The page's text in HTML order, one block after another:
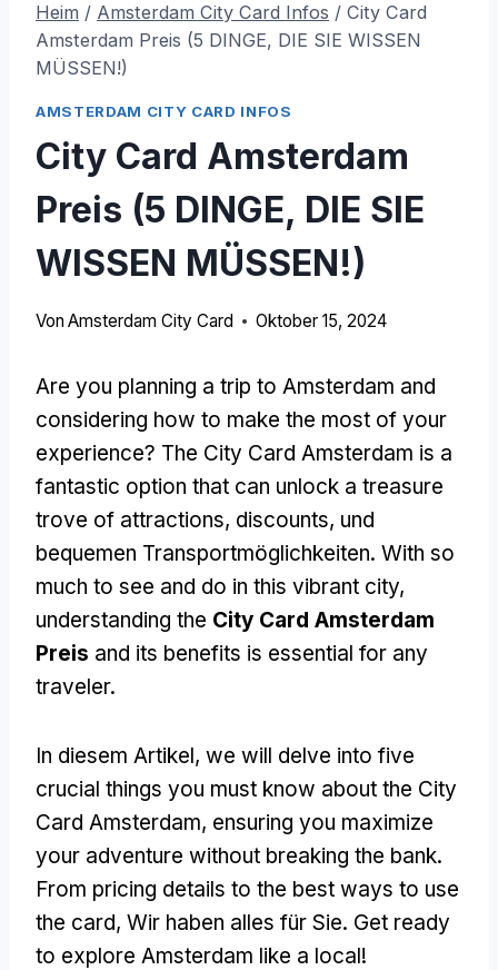
Heim / Amsterdam City Card Infos / City Card
Amsterdam Preis (5 DINGE, DIE SIE WISSEN
MÜSSEN!)
AMSTERDAM CITY CARD INFOS
City Card Amsterdam
Preis (5 DINGE, DIE SIE
WISSEN MÜSSEN!)
Von Amsterdam City Card Oktober 15, 2024
Are you planning a trip to Amsterdam and
considering how to make the most of your
experience? The City Card Amsterdam is a
fantastic option that can unlock a treasure
trove of attractions, discounts, und
bequemen Transportmöglichkeiten. With so
much to see and do in this vibrant city,
understanding the City Card Amsterdam
Preis and its benefits is essential for any
traveler.
In diesem Artikel, we will delve into five
crucial things you must know about the City
Card Amsterdam, ensuring you maximize
your adventure without breaking the bank.
From pricing details to the best ways to use
the card, Wir haben alles für Sie. Get ready
to explore Amsterdam like a local!